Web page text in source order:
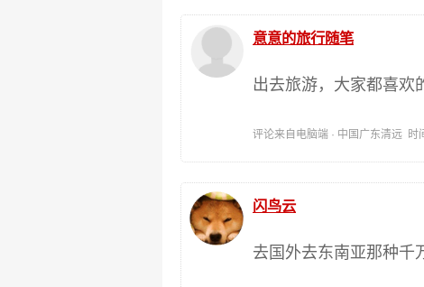
意意的旅行随笔
出去旅游，大家都喜欢
评论来自电脑端 · 中国广东清远
闪鸟云
去国外去东南亚那种千